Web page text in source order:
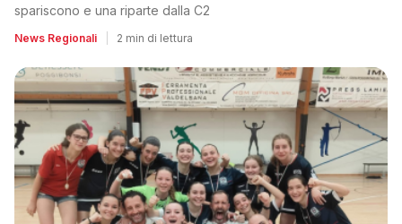
spariscono e una riparte dalla C2
News Regionali 2 min di lettura